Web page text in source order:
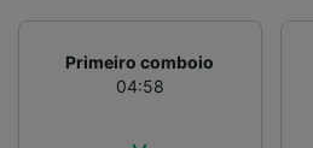
Primeiro comboio
04:58